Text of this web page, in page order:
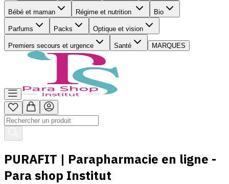
Bébé et maman Régime et nutrition Bio
Parfums Packs Optique et vision
Premiers secours et urgence Santé MARQUES
PURAFIT | Parapharmacie en ligne -
Para shop Institut